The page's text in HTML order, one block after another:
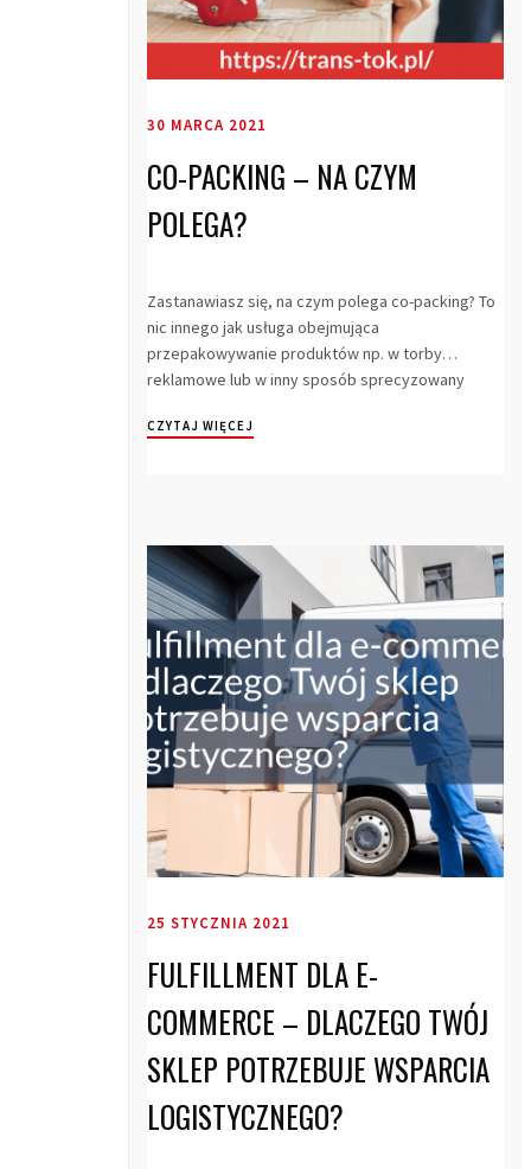
30 MARCA 2021
CO-PACKING – NA CZYM
POLEGA?
Zastanawiasz się, na czym polega co-packing? To
nic innego jak usługa obejmująca
przepakowywanie produktów np. w torby
reklamowe lub w inny sposób sprecyzowany
CZYTAJ WIĘCEJ
25 STYCZNIA 2021
FULFILLMENT DLA E-
COMMERCE – DLACZEGO TWÓJ
SKLEP POTRZEBUJE WSPARCIA
LOGISTYCZNEGO?